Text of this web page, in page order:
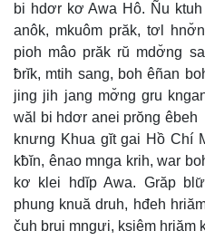
bi hdơr kơ Awa Hô. Ñu
anôk, mkuôm prăk, tơl
pioh mâo prăk rŭ mdơ̆ng
ƀrĭk, mtih sang, boh êñan
jing jih jang mơ̆ng gru
wăl bi hdơr anei prŏng êbeh
knưng Khua gĭt gai Hồ Chí
kƀĭn, ênao mnga krih, war
kơ klei hdĭp Awa. Grăp
phung knuă druh, hđeh
čuh brui mngưi, ksiêm hriăm